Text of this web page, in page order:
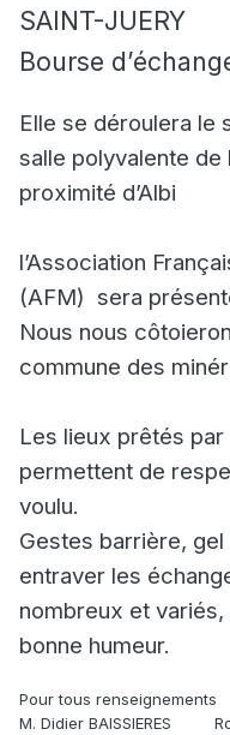
SAINT-JUERY
Bourse
Elle se déroulera le
salle polyvalente de
proximité d’Albi
l’Association
(AFM) sera
Nous nous
commune des
Les lieux prêtés
permettent de
voulu.
Gestes barrière,
entraver les
nombreux et
bonne humeur.
Pour tous renseignements
M. Didier BAISSIERES